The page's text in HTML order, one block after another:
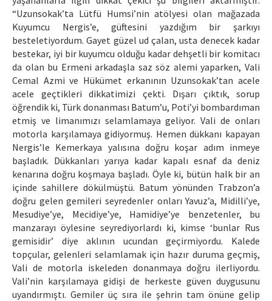
“Uzunsokak’ta Lütfü Humsi’nin atölyesi olan mağazada
Kuyumcu Nergis’e, güftesini yazdığım bir şarkıyı
besteletiyordum. Gayet güzel ud çalan, usta denecek kadar
bestekar, iyi bir kuyumcu olduğu kadar dehşetli bir komitacı
da olan bu Ermeni arkadaşla saz söz alemi yaparken, Vali
Cemal Azmi ve Hükümet erkanının Uzunsokak’tan acele
acele geçtikleri dikkatimizi çekti. Dışarı çıktık, sorup
öğrendik ki, Türk donanması Batum’u, Poti’yi bombardıman
etmiş ve limanımızı selamlamaya geliyor. Vali de onları
motorla karşılamaya gidiyormuş. Hemen dükkanı kapayan
Nergis’le Kemerkaya yalısına doğru koşar adım inmeye
başladık. Dükkanları yarıya kadar kapalı esnaf da deniz
kenarına doğru koşmaya başladı. Öyle ki, bütün halk bir an
içinde sahillere dökülmüştü. Batum yönünden Trabzon’a
doğru gelen gemileri seyredenler onları Yavuz’a, Midilli’ye,
Mesudiye’ye, Mecidiye’ye, Hamidiye’ye benzetenler, bu
manzarayı öylesine seyrediyorlardı ki, kimse ‘bunlar Rus
gemisidir’ diye aklının ucundan geçirmiyordu. Kalede
topçular, gelenleri selamlamak için hazır duruma geçmiş,
Vali de motorla iskeleden donanmaya doğru ilerliyordu.
Vali’nin karşılamaya gidişi de herkeste güven duygusunu
uyandırmıştı. Gemiler üç sıra ile şehrin tam önüne gelip